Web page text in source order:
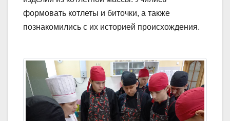
формовать котлеты и биточки, а также
познакомились с их историей происхождения.